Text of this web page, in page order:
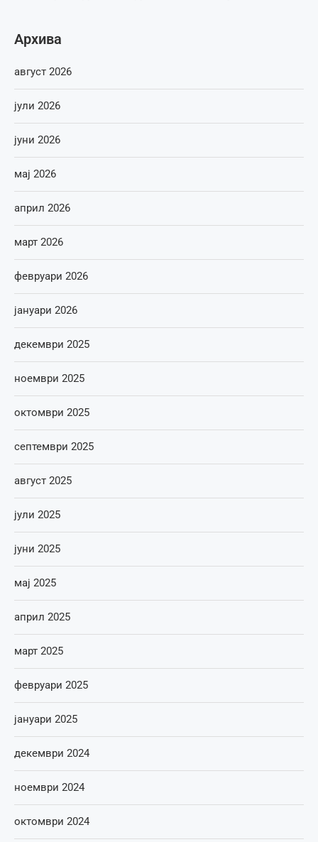
Архива
август 2026
јули 2026
јуни 2026
мај 2026
април 2026
март 2026
февруари 2026
јануари 2026
декември 2025
ноември 2025
октомври 2025
септември 2025
август 2025
јули 2025
јуни 2025
мај 2025
април 2025
март 2025
февруари 2025
јануари 2025
декември 2024
ноември 2024
октомври 2024